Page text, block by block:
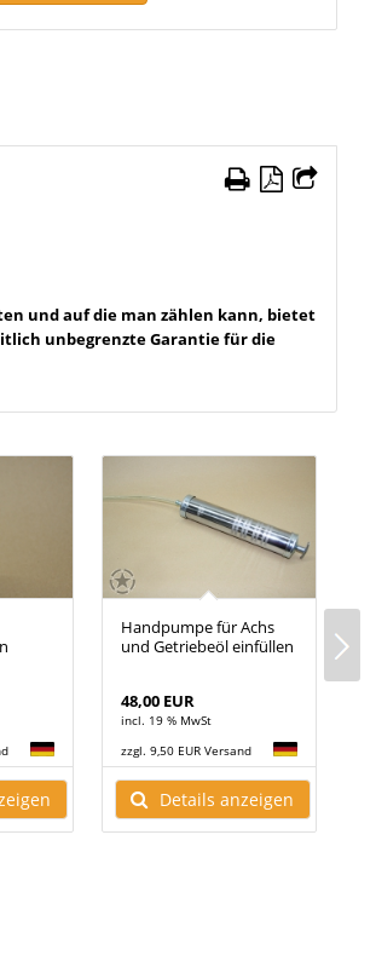
und auf die man zählen kann, bietet
unbegrenzte Garantie für die
Handpumpe für Achs
und Getriebeöl einfüllen
48,00 EUR
incl. 19 % MwSt
zzgl. 9,50 EUR Versand
Details anzeigen